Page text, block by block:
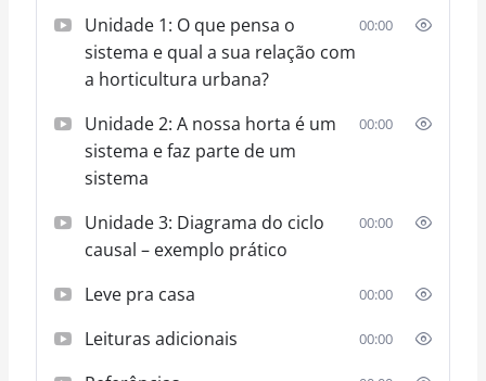
Unidade 1: O que pensa o
sistema e qual a sua relação com
a horticultura urbana?
00:00
Unidade 2: A nossa horta é um
sistema e faz parte de um
sistema
00:00
Unidade 3: Diagrama do ciclo
causal – exemplo prático
00:00
Leve pra casa 00:00
Leituras adicionais 00:00